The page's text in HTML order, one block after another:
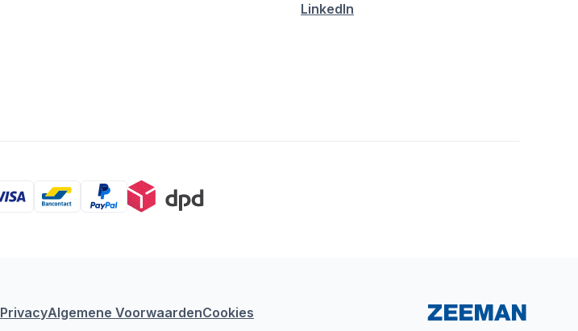
LinkedIn
PrivacyAlgemene VoorwaardenCookies